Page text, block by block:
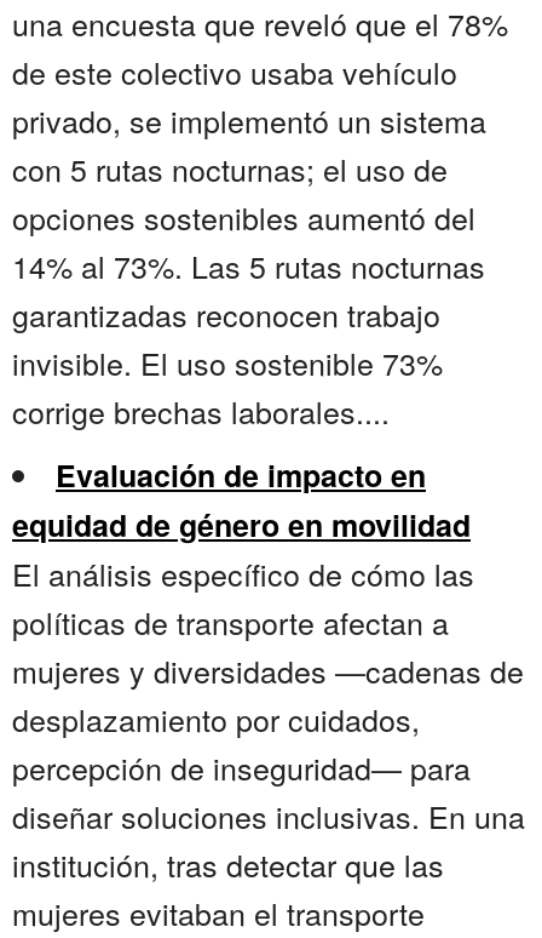
una encuesta que reveló que el 78%
de este colectivo usaba vehículo
privado, se implementó un sistema
con 5 rutas nocturnas; el uso de
opciones sostenibles aumentó del
14% al 73%. Las 5 rutas nocturnas
garantizadas reconocen trabajo
invisible. El uso sostenible 73%
corrige brechas laborales....
Evaluación de impacto en
equidad de género en movilidad
El análisis específico de cómo las
políticas de transporte afectan a
mujeres y diversidades —cadenas de
desplazamiento por cuidados,
percepción de inseguridad— para
diseñar soluciones inclusivas. En una
institución, tras detectar que las
mujeres evitaban el transporte